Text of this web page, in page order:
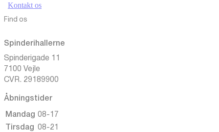
Kontakt os
Find os
Spinderihallerne
Spinderigade 11
7100 Vejle
CVR. 29189900
Åbningstider
Mandag 08-17
Tirsdag 08-21